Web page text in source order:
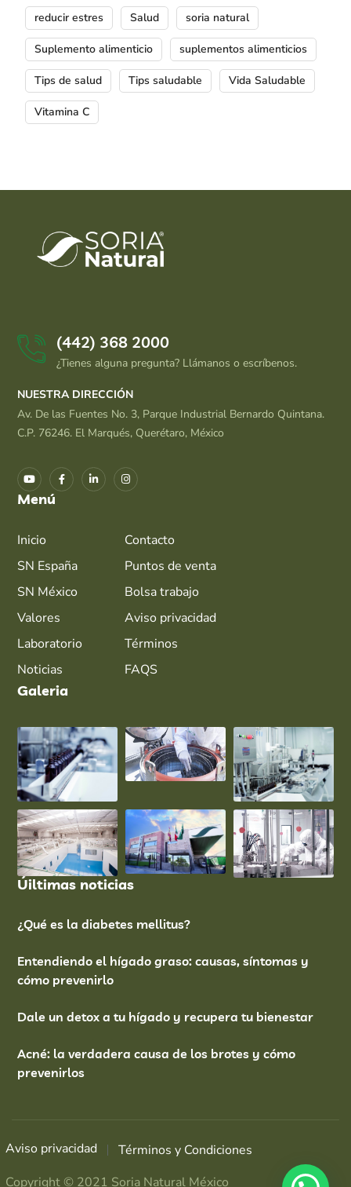
reducir estres Salud soria natural
Suplemento alimenticio suplementos alimenticios
Tips de salud Tips saludable Vida Saludable
Vitamina C
(442) 368 2000
¿Tienes alguna pregunta? Llámanos o escríbenos.
NUESTRA DIRECCIÓN
Av. De las Fuentes No. 3, Parque Industrial Bernardo Quintana.
C.P. 76246. El Marqués, Querétaro, México
Menú
Inicio
SN España
SN México
Valores
Laboratorio
Noticias
Contacto
Puntos de venta
Bolsa trabajo
Aviso privacidad
Términos
FAQS
Galeria
Úiltimas noticias
¿Qué es la diabetes mellitus?
Entendiendo el hígado graso: causas, síntomas y
cómo prevenirlo
Dale un detox a tu hígado y recupera tu bienestar
Acné: la verdadera causa de los brotes y cómo
prevenirlos
Aviso privacidad
Términos y Condiciones
Copyright © 2021 Soria Natural México